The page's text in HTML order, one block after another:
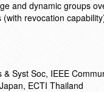
and dynamic groups
revocation
Syst Soc, IEEE
ECTI Thailand